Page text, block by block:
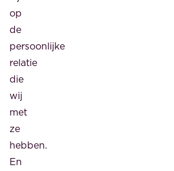
op
de
persoonlijke
relatie
die
wij
met
ze
hebben.
En